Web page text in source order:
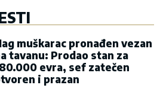
muškarac pronađen vezan
tavanu: Prodao stan za
evra, sef zatečen
i prazan